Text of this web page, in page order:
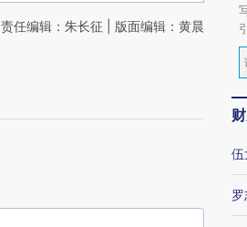
责任编辑：朱长征 | 版面编辑：黄晨
伍